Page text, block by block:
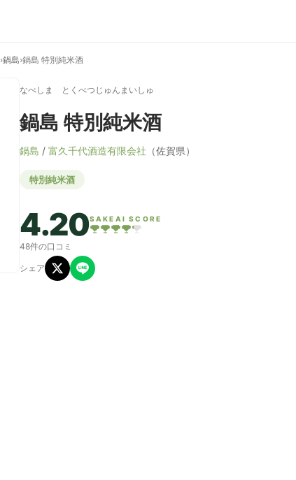
›鍋島›鍋島 特別純米酒
なべしま とくべつじゅんまいしゅ
鍋島 特別純米酒
鍋島 / 富久千代酒造有限会社 （佐賀県）
特別純米酒
4.20SAKEAI SCORE
48件の口コミ
シェア